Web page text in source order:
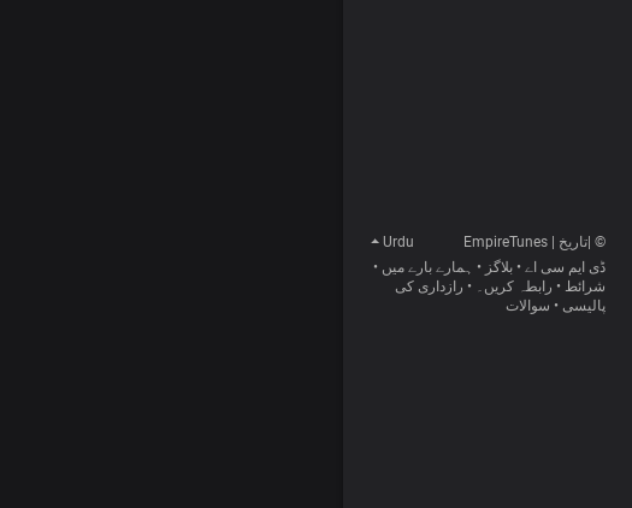
© |تاریخ | EmpireTunes
Urdu
ڈی ایم سی اے • بلاگز • ہمارے بارے میں •
شرائط • رابطہ کریں۔ • رازداری کی
پالیسی • سوالات